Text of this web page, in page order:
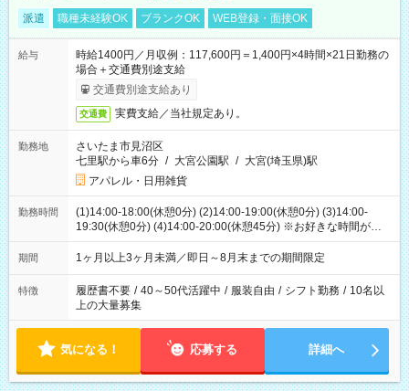
派遣 職種未経験OK ブランクOK WEB登録・面接OK
給与
時給1400円／月収例：117,600円＝1,400円×4時間×21日勤務の
場合＋交通費別途支給
交通費別途支給あり
交通費 実費支給／当社規定あり。
勤務地
さいたま市見沼区
七里駅から車6分 / 大宮公園駅 / 大宮(埼玉県)駅
アパレル・日用雑貨
勤務時間
(1)14:00-18:00(休憩0分) (2)14:00-19:00(休憩0分) (3)14:00-
19:30(休憩0分) (4)14:00-20:00(休憩45分) ※お好きな時間が選べ
ます
期間 1ヶ月以上3ヶ月未満／即日～8月末までの期間限定
特徴 履歴書不要 / 40～50代活躍中 / 服装自由 / シフト勤務 / 10名以
上の大量募集
気になる！ 応募する 詳細へ